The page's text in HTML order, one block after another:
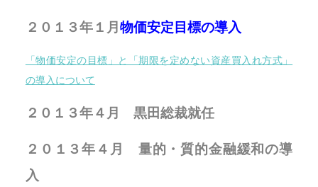
２０１３年１月 物価安定目標の導入
「物価安定の目標」と「期限を定めない資産買入れ方式」
の導入について
２０１３年４月 黒田総裁就任
２０１３年４月 量的・質的金融緩和の導
入